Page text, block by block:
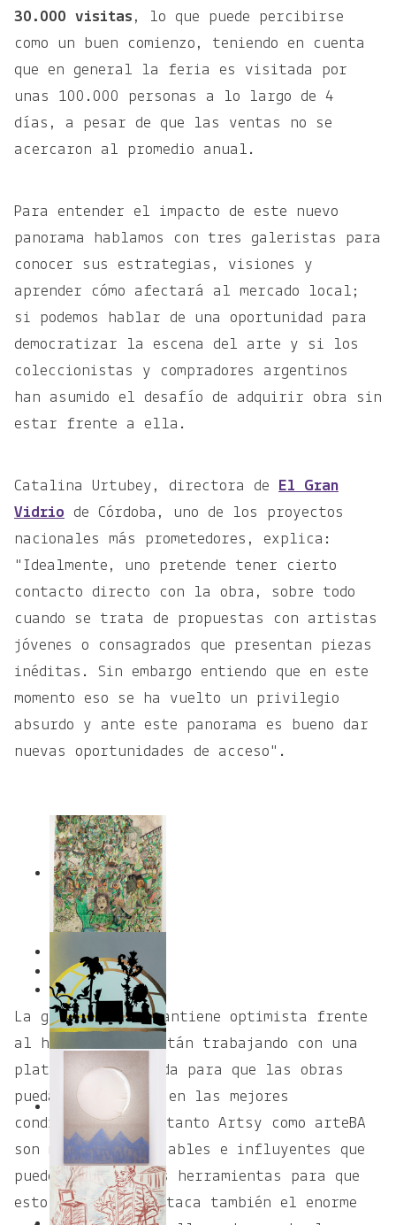
30.000 visitas , lo que puede percibirse
como un buen comienzo, teniendo en cuenta
que en general la feria es visitada por
unas 100.000 personas a lo largo de 4
días, a pesar de que las ventas no se
acercaron al promedio anual.
Para entender el impacto de este nuevo
panorama hablamos con tres galeristas para
conocer sus estrategias, visiones y
aprender cómo afectará al mercado local;
si podemos hablar de una oportunidad para
democratizar la escena del arte y si los
coleccionistas y compradores argentinos
han asumido el desafío de adquirir obra sin
estar frente a ella.
Catalina Urtubey, directora de
El Gran
Vidrio
de Córdoba, uno de los proyectos
nacionales más prometedores, explica:
"Idealmente, uno pretende tener cierto
contacto directo con la obra, sobre todo
cuando se trata de propuestas con artistas
jóvenes o consagrados que presentan piezas
inéditas. Sin embargo entiendo que en este
momento eso se ha vuelto un privilegio
absurdo y ante este panorama es bueno dar
nuevas oportunidades de acceso".
La galerista se mantiene optimista frente
al hecho de que están trabajando con una
plataforma diseñada para que las obras
puedan apreciarse en las mejores
condiciones y que tanto Artsy como arteBA
son medios responsables e influyentes que
pueden generar más herramientas para que
esto funcione. Destaca también el enorme